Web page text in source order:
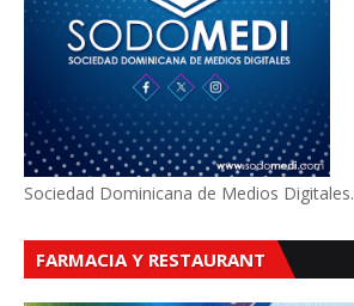
Sociedad Dominicana de Medios Digitales.
FARMACIA Y RESTAURANT